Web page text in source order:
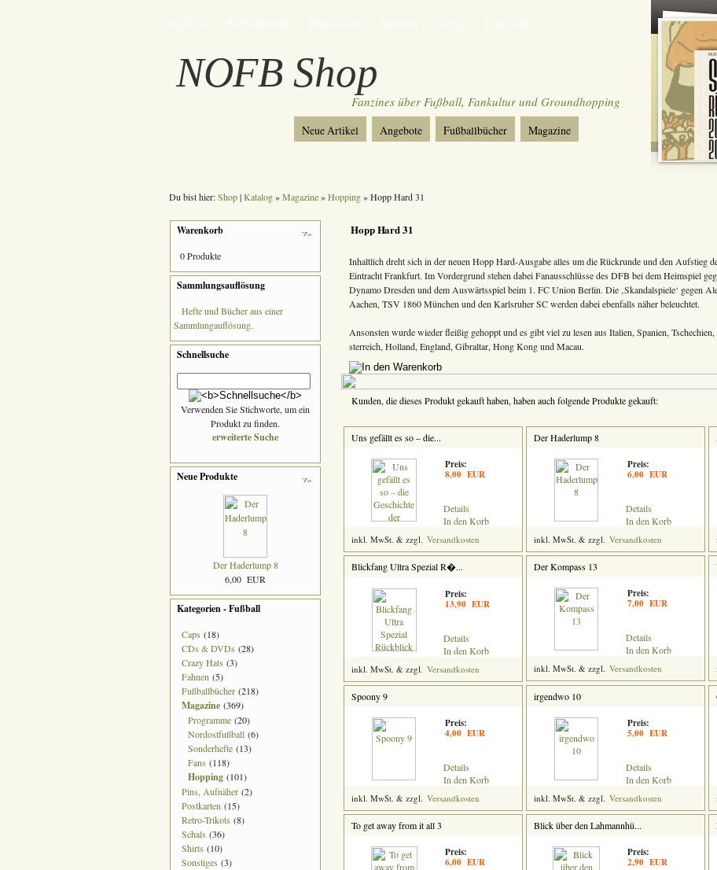
NOFB Shop
Fanzines über Fußball, Fankultur und Groundhopping
Neue Artikel Angebote Fußballbücher Magazine
Du bist hier:Shop|Katalog»Magazine»Hopping» Hopp Hard 31
Warenkorb
0 Produkte
Sammlungsauflösung
Hefte und Bücher aus einer
Sammlungauflösung.
Schnellsuche
Verwenden Sie Stichworte, um ein
Produkt zu finden.
erweiterte Suche
Neue Produkte
Der Haderlump 8
6,00 EUR
Kategorien - Fußball
Caps (18)
CDs & DVDs (28)
Crazy Hats (3)
Fahnen (5)
Fußballbücher (218)
Magazine (369)
Programme (20)
Nordostfußball (6)
Sonderhefte (13)
Fans (118)
Hopping (101)
Pins, Aufnäher (2)
Postkarten (15)
Retro-Trikots (8)
Schals (36)
Shirts (10)
Sonstiges (3)
Hopp Hard 31
Inhaltlich dreht sich in der neuen Hopp Hard-Ausgabe alles um die Rückrunde und den Aufstieg
Eintracht Frankfurt. Im Vordergrund stehen dabei Fanausschlüsse des DFB bei dem Heimspiel
Dynamo Dresden und dem Auswärtsspiel beim 1. FC Union Berlin. Die ‚Skandalspiele‘ gegen
Aachen, TSV 1860 München und den Karlsruher SC werden dabei ebenfalls näher beleuchtet.
Ansonsten wurde wieder fleißig gehoppt und es gibt viel zu lesen aus Italien, Spanien,
sterreich, Holland, England, Gibraltar, Hong Kong und Macau.
Kunden, die dieses Produkt gekauft haben, haben auch folgende Produkte gekauft:
Uns gefällt es so – die...
Preis:
8,00 EUR
Details
In den Korb
inkl. MwSt. & zzgl. Versandkosten
Der Haderlump 8
Preis:
6,00 EUR
Details
In den Korb
inkl. MwSt. & zzgl. Versandkosten
Blickfang Ultra Spezial R�...
Preis:
13,90 EUR
Details
In den Korb
inkl. MwSt. & zzgl. Versandkosten
Der Kompass 13
Preis:
7,00 EUR
Details
In den Korb
inkl. MwSt. & zzgl. Versandkosten
Spoony 9
Preis:
4,00 EUR
Details
In den Korb
inkl. MwSt. & zzgl. Versandkosten
irgendwo 10
Preis:
5,00 EUR
Details
In den Korb
inkl. MwSt. & zzgl. Versandkosten
To get away from it all 3
Preis:
6,00 EUR
Blick über den Lahmannhü...
Preis:
2,90 EUR